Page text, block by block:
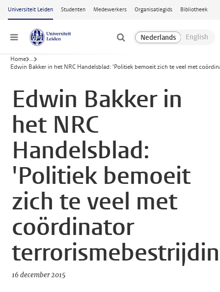
Ga naar hoofdinhoud
Universiteit Leiden Studenten Medewerkers Organisatiegids Bibliotheek
Menu
Home ...
Edwin Bakker in het NRC Handelsblad: 'Politiek bemoeit zich te veel met
Edwin Bakker in
het NRC
Handelsblad:
'Politiek bemoeit
zich te veel met
coördinator
16 december 2015